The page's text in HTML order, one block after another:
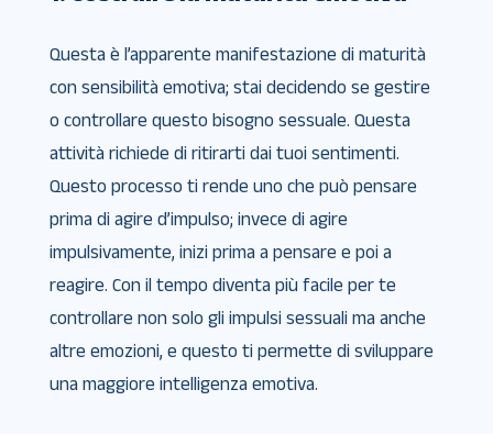
Questa è l’apparente manifestazione di maturità
con sensibilità emotiva; stai decidendo se gestire
o controllare questo bisogno sessuale. Questa
attività richiede di ritirarti dai tuoi sentimenti.
Questo processo ti rende uno che può pensare
prima di agire d’impulso; invece di agire
impulsivamente, inizi prima a pensare e poi a
reagire. Con il tempo diventa più facile per te
controllare non solo gli impulsi sessuali ma anche
altre emozioni, e questo ti permette di sviluppare
una maggiore intelligenza emotiva.